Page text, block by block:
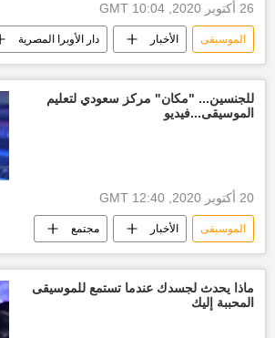
26 أكتوبر 2020, 10:04 GMT
الموسيقى الأخبار دار الأوبرا المصرية
محمد منير
للجنسين... "مكان" مركز سعودي لتعليم
الموسيقى...فيديو
20 أكتوبر 2020, 12:40 GMT
الموسيقى الأخبار مجتمع
أخبار السعودية اليوم
ماذا يحدث لجسدك عندما تستمع للموسيقى
المحببة إليك